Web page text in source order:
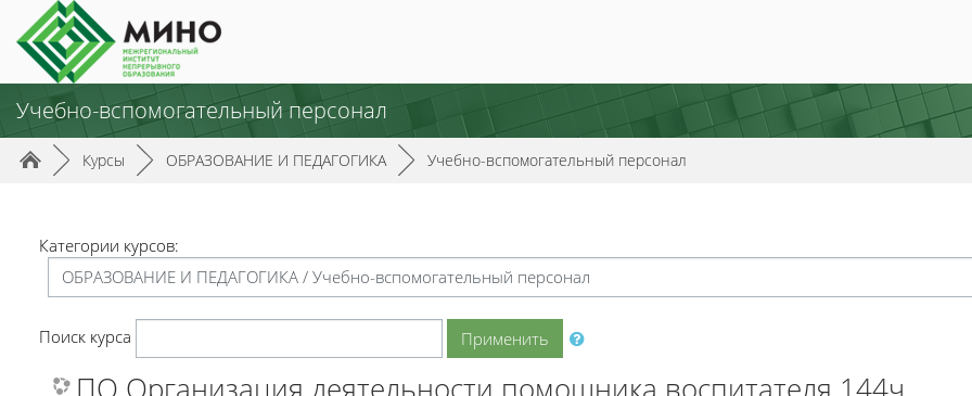
Перейти к основному содержанию
Учебно-вспомогательный персонал
Путь к странице
/► Курсы /► ОБРАЗОВАНИЕ И ПЕДАГОГИКА /► Учебно-вспомогательный персонал
Категории курсов:
Поиск курса Применить